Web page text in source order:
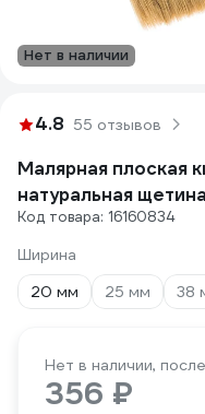
Нет в наличии
4.8 55 отзывов
Малярная плоская
натуральная
Код товара: 16160834
Ширина
20 мм
25 мм 38
Нет в наличии,
356 ₽